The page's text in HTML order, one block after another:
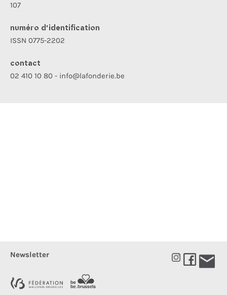
107
numéro d’identification
ISSN 0775-2202
contact
02 410 10 80 - info@lafonderie.be
Newsletter